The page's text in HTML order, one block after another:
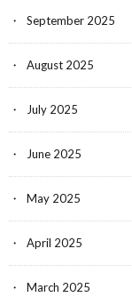
September 2025
August 2025
July 2025
June 2025
May 2025
April 2025
March 2025